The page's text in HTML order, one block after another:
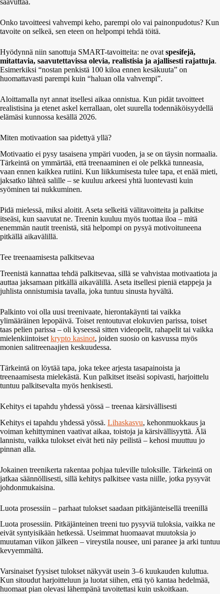
saavuttaa.
Onko tavoitteesi vahvempi keho, parempi olo vai painonpudotus? Kun
tavoite on selkeä, sen eteen on helpompi tehdä töitä.
Hyödynnä niin sanottuja SMART-tavoitteita: ne ovat spesifejä,
mitattavia, saavutettavissa olevia, realistisia ja ajallisesti rajattuja.
Esimerkiksi “nostan penkistä 100 kiloa ennen kesäkuuta” on
huomattavasti parempi kuin “haluan olla vahvempi”.
Aloittamalla nyt annat itsellesi aikaa onnistua. Kun pidät tavoitteet
realistisina ja etenet askel kerrallaan, olet suurella todennäköisyydellä
elämäsi kunnossa kesällä 2026.
Miten motivaation saa pidettyä yllä?
Motivaatio ei pysy tasaisena ympäri vuoden, ja se on täysin normaalia.
Tärkeintä on ymmärtää, että treenaaminen ei ole pelkkä tunneasia,
vaan ennen kaikkea rutiini. Kun liikkumisesta tulee tapa, et enää mieti,
jaksatko lähteä salille – se kuuluu arkeesi yhtä luontevasti kuin
syöminen tai nukkuminen.
Pidä mielessä, miksi aloitit. Aseta selkeitä välitavoitteita ja palkitse
itseäsi, kun saavutat ne. Treenin kuuluu myös tuottaa iloa – mitä
enemmän nautit treenistä, sitä helpompi on pysyä motivoituneena
pitkällä aikavälillä.
Tee treenaamisesta palkitsevaa
Treenistä kannattaa tehdä palkitsevaa, sillä se vahvistaa motivaatiota ja
auttaa jaksamaan pitkällä aikavälillä. Aseta itsellesi pieniä etappeja ja
juhlista onnistumisia tavalla, joka tuntuu sinusta hyvältä.
Palkinto voi olla uusi treenivaate, hierontakäynti tai vaikka
ylimääräinen lepopäivä. Toiset rentoutuvat elokuvien parissa, toiset
taas pelien parissa – oli kyseessä sitten videopelit, rahapelit tai vaikka
mielenkiintoiset krypto kasinot, joiden suosio on kasvussa myös
monien salitreenaajien keskuudessa.
Tärkeintä on löytää tapa, joka tekee arjesta tasapainoista ja
treenaamisesta mielekästä. Kun palkitset itseäsi sopivasti, harjoittelu
tuntuu palkitsevalta myös henkisesti.
Kehitys ei tapahdu yhdessä yössä – treenaa kärsivällisesti
Kehitys ei tapahdu yhdessä yössä. Lihaskasvu, kehonmuokkaus ja
voiman kehittyminen vaativat aikaa, toistoja ja kärsivällisyyttä. Älä
lannistu, vaikka tulokset eivät heti näy peilistä – kehosi muuttuu jo
pinnan alla.
Jokainen treenikerta rakentaa pohjaa tuleville tuloksille. Tärkeintä on
jatkaa säännöllisesti, sillä kehitys palkitsee vasta niille, jotka pysyvät
johdonmukaisina.
Luota prosessiin – parhaat tulokset saadaan pitkäjänteisellä treenillä
Luota prosessiin. Pitkäjänteinen treeni tuo pysyviä tuloksia, vaikka ne
eivät syntyisikään hetkessä. Useimmat huomaavat muutoksia jo
muutaman viikon jälkeen – vireystila nousee, uni paranee ja arki tuntuu
kevyemmältä.
Varsinaiset fyysiset tulokset näkyvät usein 3–6 kuukauden kuluttua.
Kun sitoudut harjoitteluun ja luotat siihen, että työ kantaa hedelmää,
huomaat pian olevasi lähempänä tavoitettasi kuin uskoitkaan.